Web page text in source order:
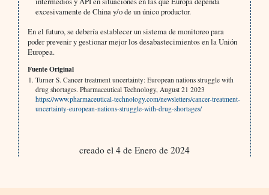
excesivamente de China y/o de un único productor.
En el futuro, se debería establecer un sistema de monitoreo para
poder prevenir y gestionar mejor los desabastecimientos en la Unión
Europea.
Fuente Original
Turner S. Cancer treatment uncertainty: European nations struggle with
drug shortages. Pharmaceutical Technology, August 21 2023
https://www.pharmaceutical-technology.com/newsletters/cancer-treatment-
uncertainty-european-nations-struggle-with-drug-shortages/
creado el 4 de Enero de 2024